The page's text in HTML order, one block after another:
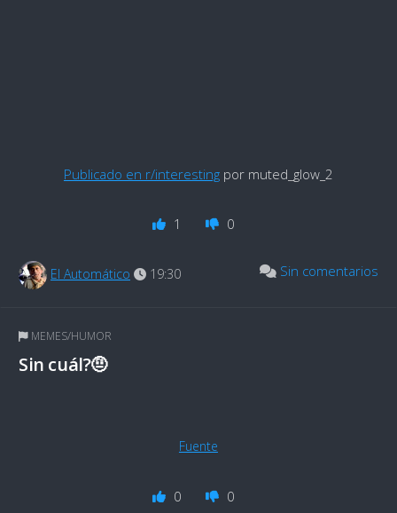
Publicado en r/interestingpor muted_glow_2
1 0
El Automático 19:30 Sin comentarios
MEMES/HUMOR
Sin cuál?🤨
Fuente
0 0